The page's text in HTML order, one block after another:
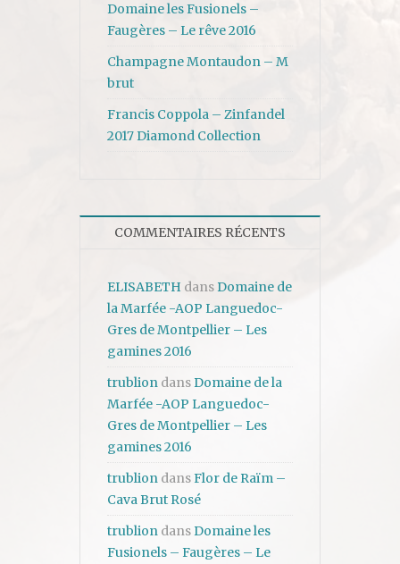
Domaine les Fusionels –
Faugères – Le rêve 2016
Champagne Montaudon – M
brut
Francis Coppola – Zinfandel
2017 Diamond Collection
COMMENTAIRES RÉCENTS
ELISABETH dansDomaine de
la Marfée -AOP Languedoc-
Gres de Montpellier – Les
gamines 2016
trublion dansDomaine de la
Marfée -AOP Languedoc-
Gres de Montpellier – Les
gamines 2016
trublion dansFlor de Raïm –
Cava Brut Rosé
trublion dansDomaine les
Fusionels – Faugères – Le